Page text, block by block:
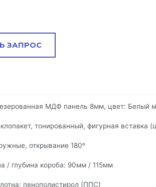
ЗАПРОС
МДФ панель 8мм, цвет: Белый
тонированный, фигурная вставка
открывание 180ᵒ
/ глубина короба: 90мм / 115мм
пенополистирол (ППС)
В ближайшее время